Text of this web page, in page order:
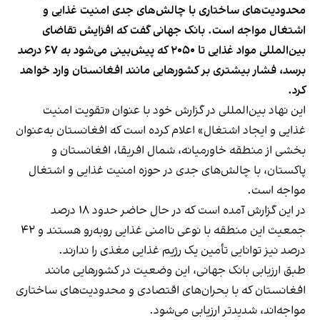
محدودیت‌های ساختاری با چالش‌های جدی امنیت غذایی و
اشتغال مواجه است. بانک جهانی گفت که افزایش تقاضای
بین‌المللی مواد غذایی تا ۲۰۵۰ که پیش‌بینی می‌شود به ۶۷ درصد
برسد، فشار بیشتری بر کشورهایی مانند افغانستان وارد خواهد
کرد.
این نهاد بین‌المللی در گزارش خود با عنوان «تقویت امنیت
غذایی و ایجاد اشتغال» اعلام کرده است که افغانستان به‌عنوان
بخشی از منطقه خاورمیانه، شمال افریقا، افغانستان و
پاکستان، با چالش‌های جدی در حوزه امنیت غذایی و اشتغال
مواجه است.
در این گزارش آمده است که در حال حاضر حدود ۱۸ درصد
جمعیت این منطقه با نوعی ناامنی غذایی روبه‌رو هستند و ۴۲
درصد نیز توانایی تأمین یک رژیم غذایی مغذی را ندارند.
طبق ارزیابی بانک جهانی، این وضعیت در کشورهایی مانند
افغانستان که با بحران‌های اقتصادی و محدودیت‌های ساختاری
مواجه‌اند، شدیدتر ارزیابی می‌شود.